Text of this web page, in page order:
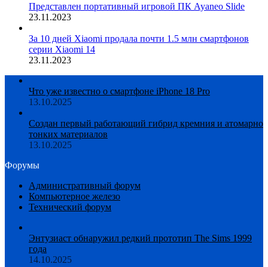
Представлен портативный игровой ПК Ayaneo Slide
23.11.2023
За 10 дней Xiaomi продала почти 1.5 млн смартфонов
серии Xiaomi 14
23.11.2023
Что уже известно о смартфоне iPhone 18 Pro
13.10.2025
Создан первый работающий гибрид кремния и атомарно
тонких материалов
13.10.2025
Форумы
Административный форум
Компьютерное железо
Технический форум
Энтузиаст обнаружил редкий прототип The Sims 1999
года
14.10.2025